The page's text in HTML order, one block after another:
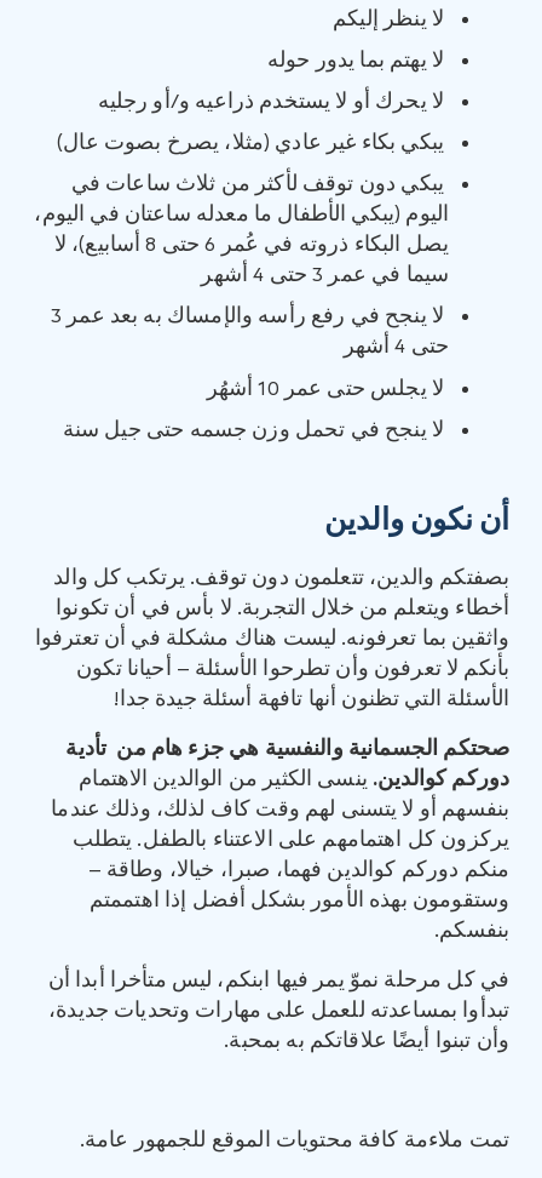
لا ينظر إليكم
لا يهتم بما يدور حوله
لا يحرك أو لا يستخدم ذراعيه و/أو رجليه
يبكي بكاء غير عادي (مثلا، يصرخ بصوت عال)
يبكي دون توقف لأكثر من ثلاث ساعات في
اليوم (يبكي الأطفال ما معدله ساعتان في اليوم،
يصل البكاء ذروته في عُمر 6 حتى 8‏ أسابيع)، لا
سيما في عمر ‏3 حتى 4 أشهر
لا ينجح في رفع رأسه والإمساك به بعد عمر 3
حتى 4 أشهر
لا يجلس حتى عمر 10‏ أشهُر
لا ينجح في تحمل وزن جسمه حتى جيل سنة
أن نكون والدين
بصفتكم والدين، تتعلمون دون توقف. يرتكب كل والد
أخطاء ويتعلم من خلال التجربة. لا بأس في أن تكونوا
واثقين بما تعرفونه. ليست هناك مشكلة في أن تعترفوا
بأنكم لا تعرفون وأن تطرحوا الأسئلة – أحيانا تكون
الأسئلة التي تظنون أنها تافهة أسئلة جيدة جدا!
صحتكم الجسمانية والنفسية هي جزء هام من تأدية
دوركم كوالدين. ينسى الكثير من الوالدين الاهتمام
بنفسهم أو لا يتسنى لهم وقت كاف لذلك، وذلك عندما
يركزون كل اهتمامهم على الاعتناء بالطفل. يتطلب
منكم دوركم كوالدين فهما، صبرا، خيالا، وطاقة –
وستقومون بهذه الأمور بشكل أفضل إذا اهتممتم
بنفسكم.
في كل مرحلة نموّ يمر فيها ابنكم، ليس متأخرا أبدا أن
تبدأوا بمساعدته للعمل على مهارات وتحديات جديدة،
وأن تبنوا أيضًا علاقاتكم به بمحبة.
تمت ملاءمة كافة محتويات الموقع للجمهور عامة.